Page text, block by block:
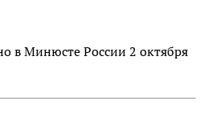
в Минюсте России 2 октября